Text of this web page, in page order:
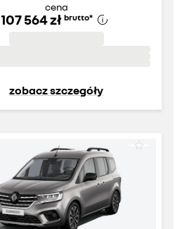
cena
107 564 zł brutto*
zobacz szczegóły